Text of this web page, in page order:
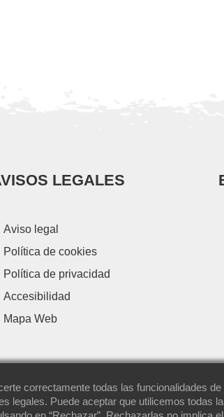
LEGALES
Aviso legal
Política de cookies
Política de privacidad
Accesibilidad
Mapa Web
correctamente todas las funcionalidades
legales. Puede aceptar que utilicemos todas